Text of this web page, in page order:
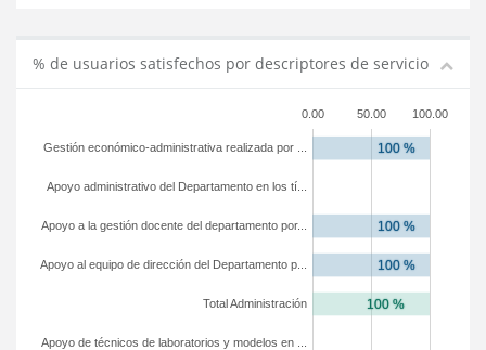
% de usuarios satisfechos por descriptores de servicio
0.00 50.00 100.00
Apoyo de técnicos de laboratorios y modelos en ...
Total Administración
Apoyo al equipo de dirección del Departamento p...
Apoyo a la gestión docente del departamento por...
Apoyo administrativo del Departamento en los tí...
Gestión económico-administrativa realizada por ...